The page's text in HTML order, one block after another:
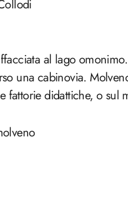
al lago
una cabinovia.
fattorie didattiche, o sul